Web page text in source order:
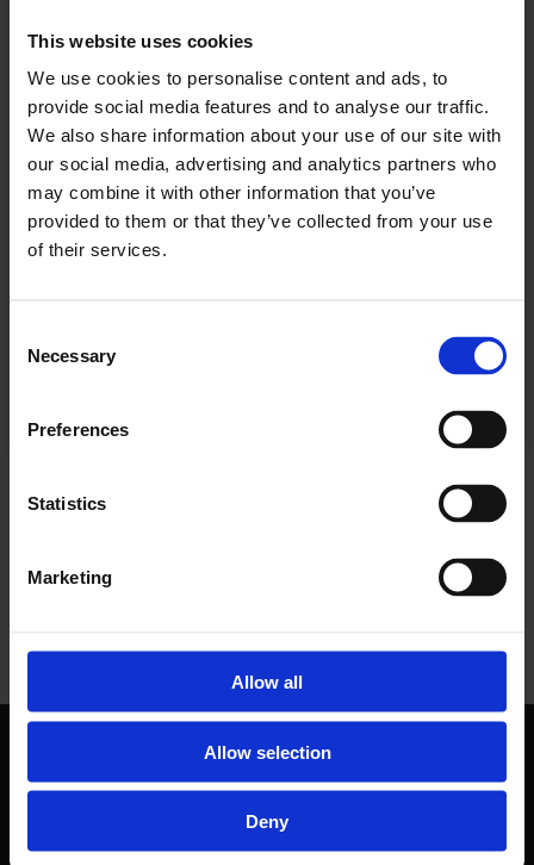
This website uses cookies
We use cookies to personalise content and ads, to
provide social media features and to analyse our traffic.
We also share information about your use of our site with
our social media, advertising and analytics partners who
may combine it with other information that you’ve
provided to them or that they’ve collected from your use
of their services.
Selection
Necessary
Preferences
Statistics
Marketing
Allow all
Allow selection
Deny
kjøpe et abonnement.
Se våre tilbud
BOLIG - BAKERI